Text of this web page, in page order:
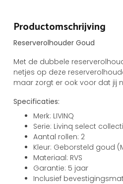
Productomschrijving
Reserverolhouder Goud
Met de dubbele
netjes op deze
maar zorgt er ook voor dat jij
Specificaties:
Merk: LIVINQ
Serie: Livinq select
Aantal rollen: 2
Kleur: Geborsteld goud
Materiaal: RVS
Garantie: 5 jaar
Inclusief